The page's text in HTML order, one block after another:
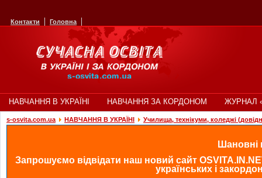
Контакти Головна
НАВЧАННЯ В УКРАЇНІ НАВЧАННЯ ЗА КОРДОНОМ ЖУРНАЛ
s-osvita.com.ua НАВЧАННЯ В УКРАЇНІ Училища, технікуми, коледжі
Шановні
Запрошуємо відвідати наш новий сайт
українських і